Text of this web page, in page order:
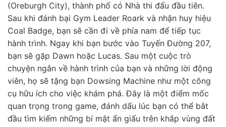
(Oreburgh City), thành phố có Nhà thi đấu đầu tiên.
Sau khi đánh bại Gym Leader Roark và nhận huy hiệu
Coal Badge, bạn sẽ cần đi về phía nam để tiếp tục
hành trình. Ngay khi bạn bước vào Tuyến Đường 207,
bạn sẽ gặp Dawn hoặc Lucas. Sau một cuộc trò
chuyện ngắn về hành trình của bạn và những lời động
viên, họ sẽ tặng bạn Dowsing Machine như một công
cụ hữu ích cho việc khám phá. Đây là một điểm mốc
quan trọng trong game, đánh dấu lúc bạn có thể bắt
đầu tìm kiếm những bí mật ẩn giấu trên khắp vùng đất